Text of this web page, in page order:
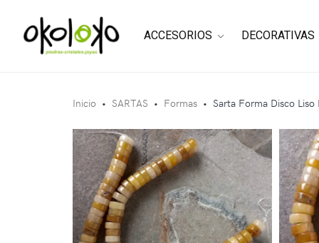
ACCESORIOS DECORATIVAS
Inicio • SARTAS • Formas • Sarta Forma Disco